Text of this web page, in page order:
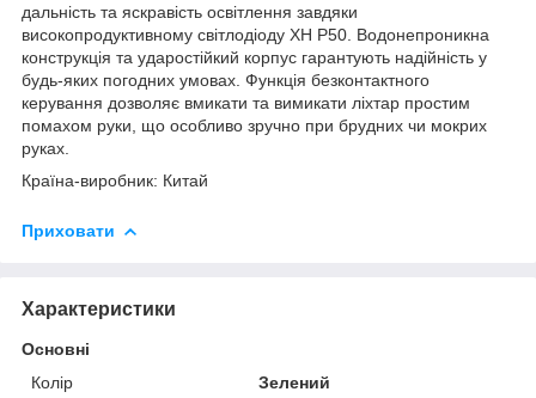
дальність та яскравість освітлення завдяки
високопродуктивному світлодіоду XH P50. Водонепроникна
конструкція та ударостійкий корпус гарантують надійність у
будь-яких погодних умовах. Функція безконтактного
керування дозволяє вмикати та вимикати ліхтар простим
помахом руки, що особливо зручно при брудних чи мокрих
руках.
Країна-виробник: Китай
Приховати
Характеристики
Основні
Колір
Зелений